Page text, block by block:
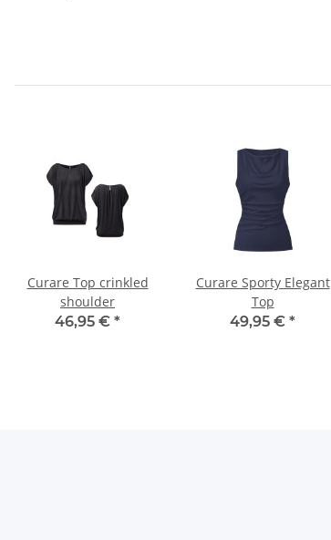
Curare Top crinkled
shoulder
46,95 € *
Curare Sporty Elegant
Top
49,95 € *